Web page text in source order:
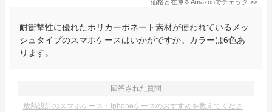
価格と在庫をAmazonでチェック >>
耐衝撃性に優れたポリカーボネート素材が使われているメッ
シュタイプのスマホケースはいかがですか。カラーは6色あ
ります。
回答された質問
放熱設計のスマホケース・iphoneケースのおすすめを教えてくださ